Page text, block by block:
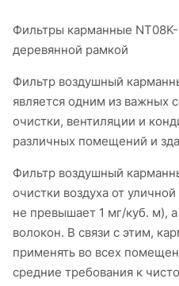
Фильтры карманные
деревянной рамкой
Фильтр воздушный
является одним из важных
очистки, вентиляции и
различных помещений и
Фильтр воздушный
очистки воздуха от
не превышает 1 мг/куб. м),
волокон. В связи с этим,
применять во всех
средние требования к